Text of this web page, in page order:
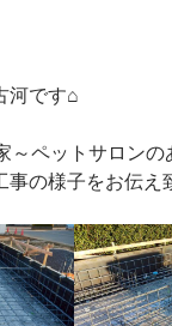
河です⌂
～ペットサロン
の様子をお伝え